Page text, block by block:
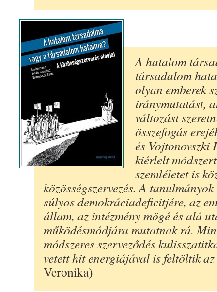
A hatalom
társadalom
olyan emberek
iránymutatást,
változást
összefogás
és Vojtonovszki
kiérlelt
szemléletet is
közösségszervezés. A
súlyos demokráciadeficitjére, az
állam, az intézmény mögé és alá
működésmódjára mutatnak rá.
módszeres szerveződés
vetett hit energiájával is feltöltik
Veronika)